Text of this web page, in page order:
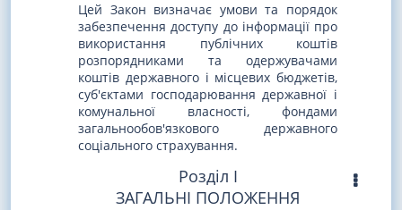
Цей Закон визначає умови та порядок
забезпечення доступу до інформації про
використання публічних коштів
розпорядниками та одержувачами
коштів державного і місцевих бюджетів,
суб'єктами господарювання державної і
комунальної власності, фондами
загальнообов'язкового державного
соціального страхування.
Розділ I
ЗАГАЛЬНІ ПОЛОЖЕННЯ